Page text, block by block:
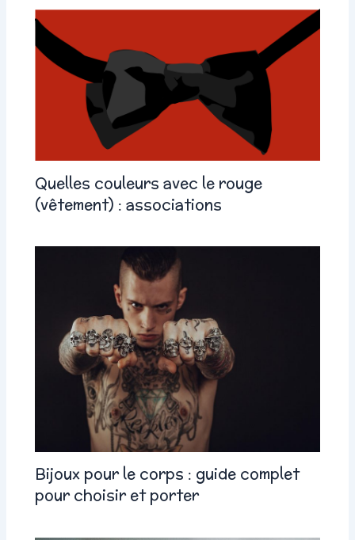
Quelles couleurs avec le rouge
(vêtement) : associations
Bijoux pour le corps : guide complet
pour choisir et porter